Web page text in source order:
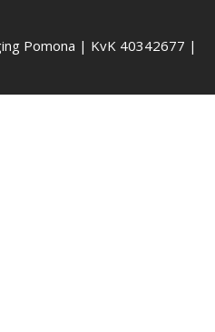
Pomona | KvK 40342677 |